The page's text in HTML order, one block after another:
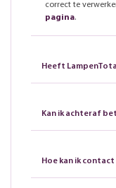
correct te
pagina.
Heeft
Kan ik achteraf
Hoe kan ik